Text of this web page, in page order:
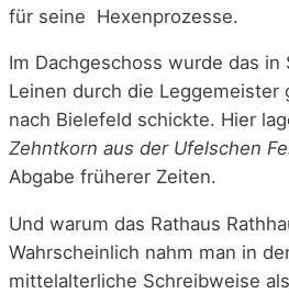
für seine Hexenprozesse.
Im Dachgeschoss wurde das
Leinen durch die Leggemeister
nach Bielefeld schickte. Hier
Zehntkorn aus der Ufelschen
Abgabe früherer Zeiten.
Und warum das Rathaus
Wahrscheinlich nahm man in
mittelalterliche Schreibweise